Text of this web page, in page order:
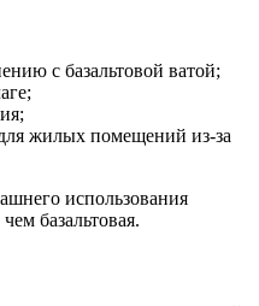
с базальтовой ватой;
жилых помещений из-за
использования
базальтовая.